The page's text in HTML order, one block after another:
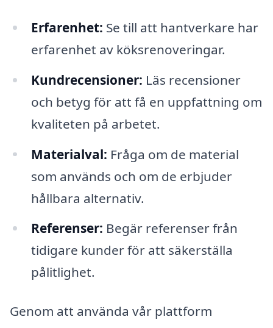
Erfarenhet: Se till att hantverkare har
erfarenhet av köksrenoveringar.
Kundrecensioner: Läs recensioner
och betyg för att få en uppfattning om
kvaliteten på arbetet.
Materialval: Fråga om de material
som används och om de erbjuder
hållbara alternativ.
Referenser: Begär referenser från
tidigare kunder för att säkerställa
pålitlighet.
Genom att använda vår plattform